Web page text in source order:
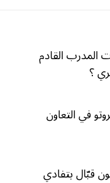
القادم
؟
في التعاون
قبّال بتفادي